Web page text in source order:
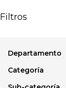
Filtros
Perfumes